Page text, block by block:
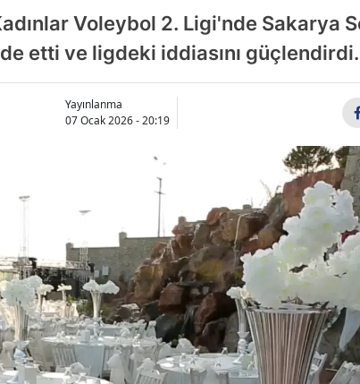
Aydın
Balıkesir
Bilecik
Bingöl
Bitlis
Burdur
Bursa
Çanakkale
Çankırı
Voleybol 2. Ligi'nde Sakarya
etti ve ligdeki iddiasını güçlendirdi.
Yayınlanma
07 Ocak 2026 - 20:19